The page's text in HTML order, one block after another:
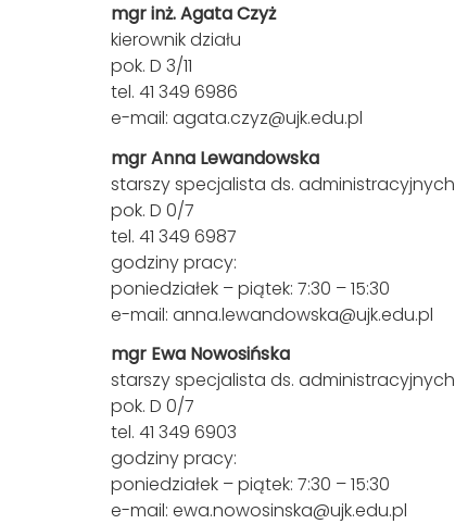
mgr inż. Agata Czyż
kierownik działu
pok. D 3/11
tel. 41 349 6986
e-mail: agata.czyz@ujk.edu.pl
mgr Anna Lewandowska
starszy specjalista ds. administracyjnych
pok. D 0/7
tel. 41 349 6987
godziny pracy:
poniedziałek – piątek: 7:30 – 15:30
e-mail: anna.lewandowska@ujk.edu.pl
mgr Ewa Nowosińska
starszy specjalista ds. administracyjnych
pok. D 0/7
tel. 41 349 6903
godziny pracy:
poniedziałek – piątek: 7:30 – 15:30
e-mail: ewa.nowosinska@ujk.edu.pl